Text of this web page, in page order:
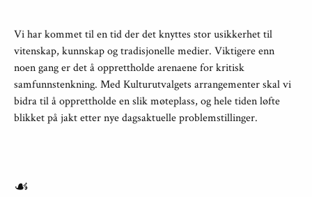
Vi har kommet til en tid der det knyttes stor usikkerhet til
vitenskap, kunnskap og tradisjonelle medier. Viktigere enn
noen gang er det å opprettholde arenaene for kritisk
samfunnstenkning. Med Kulturutvalgets arrangementer skal vi
bidra til å opprettholde en slik møteplass, og hele tiden løfte
blikket på jakt etter nye dagsaktuelle problemstillinger.
☙